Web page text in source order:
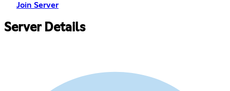
Join Server
Server Details